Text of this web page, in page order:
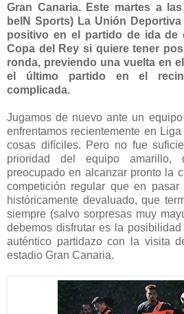
Gran Canaria. Este martes a
beIN Sports) La Unión
positivo en el partido de ida de
Copa del Rey si quiere tener
ronda, previendo una vuelta en
el último partido en el
complicada.
Jugamos de nuevo ante un
enfrentamos recientemente en
cosas difíciles. Pero no fue
prioridad del equipo amarillo,
preocupado en alcanzar pronto la
competición regular que en
históricamente devaluado, que
siempre (salvo sorpresas muy
debemos disfrutar es la
auténtico partidazo con la visita
estadio Gran Canaria.